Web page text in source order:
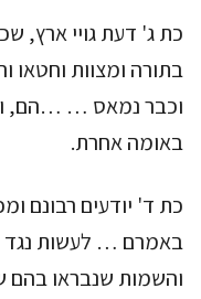
כת ג' דעת גויי ארץ,
בתורה ומצוות וחטאו
וכבר נמאס … …הם,
באומה אחרת.
כת ד' יודעים רבונם
באמרם … לעשות נגד
והשמות שנבראו בהם